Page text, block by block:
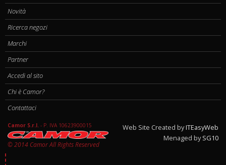
Novità
Ricerca negozi
Marchi
Partner
Accedi al sito
Chi è Camor?
Contattaci
Camor S.r.l. - P. IVA 10623900015
© 2014 Camor All Rights Reserved
Web Site Created byITEasyWeb
Menaged bySG10